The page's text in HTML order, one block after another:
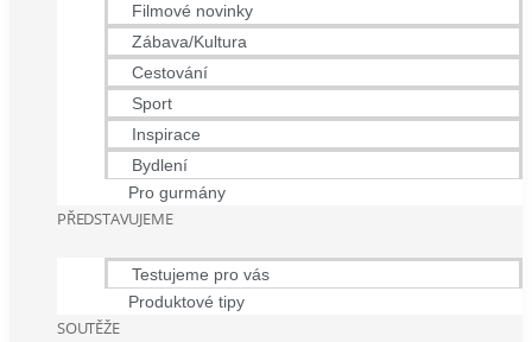
Filmové novinky
Zábava/Kultura
Cestování
Sport
Inspirace
Bydlení
Pro gurmány
PŘEDSTAVUJEME
Testujeme pro vás
Produktové tipy
SOUTĚŽE